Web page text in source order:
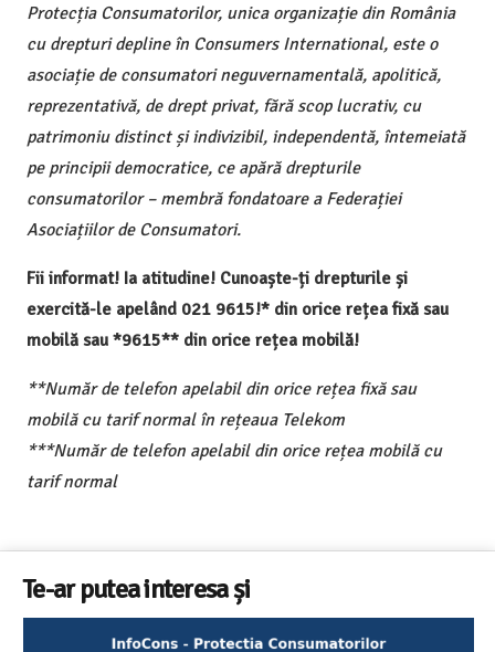
Protecția Consumatorilor, unica organizație din România
cu drepturi depline în Consumers International, este o
asociație de consumatori neguvernamentală, apolitică,
reprezentativă, de drept privat, fără scop lucrativ, cu
patrimoniu distinct și indivizibil, independentă, întemeiată
pe principii democratice, ce apără drepturile
consumatorilor – membră fondatoare a Federației
Asociațiilor de Consumatori.
Fii informat! Ia atitudine! Cunoaște-ți drepturile și
exercită-le apelând 021 9615!* din orice rețea fixă sau
mobilă sau *9615** din orice rețea mobilă!
**Număr de telefon apelabil din orice rețea fixă sau
mobilă cu tarif normal în rețeaua Telekom
***Număr de telefon apelabil din orice rețea mobilă cu
tarif normal
Te-ar putea interesa și